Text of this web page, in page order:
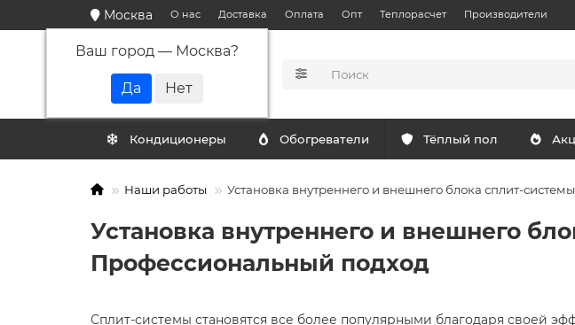
Москва
Ваш город — Москва?
О нас Доставка Оплата Опт Теплорасчет Производители
Кондиционеры Обогреватели Тёплый пол
Наши работы Установка внутреннего и внешнего блока сплит-
Установка внутреннего и внешнего
Профессиональный подход
Сплит-системы становятся все более популярными благодаря своей